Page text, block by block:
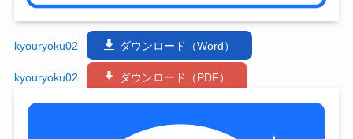
kyouryoku02 ダウンロード（Word）
kyouryoku02 ダウンロード（PDF）